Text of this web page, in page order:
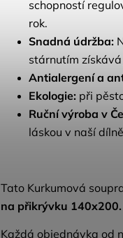
schopností
rok.
Snadná údržba:
stárnutím
Antialergení a
Ekologie: při
Ruční výroba v
láskou v naší
Tato Kurkumová
na přikrývku 140x200.
Každá objednávka od